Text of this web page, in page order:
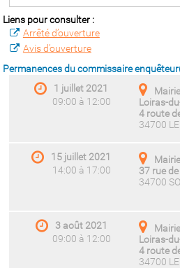
Liens pour consulter :
Arrêté d’ouverture
Avis d’ouverture
Permanences du commissaire
1 juillet 2021
09:00 à 12:00
Loiras-
4 route
34700 LE
15 juillet 2021
14:00 à 17:00
37 rue
34700
3 août 2021
09:00 à 12:00
Loiras-
4 route
34700 LE